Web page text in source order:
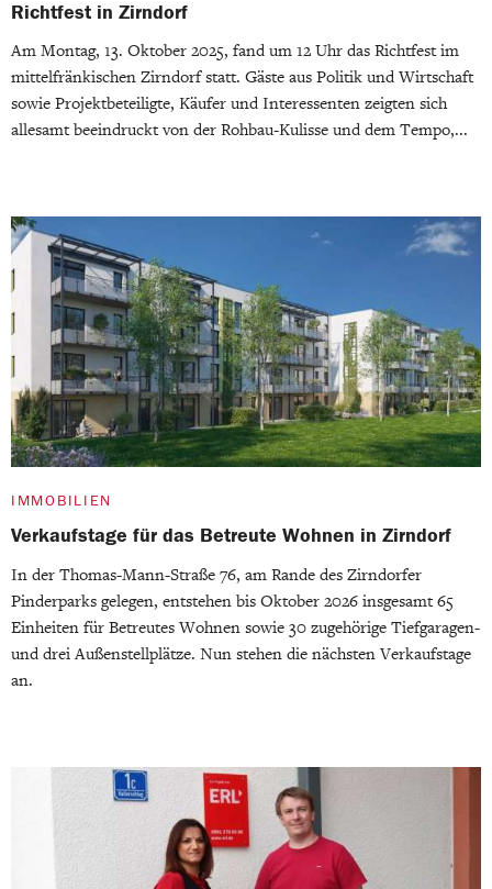
Richtfest in Zirndorf
Am Montag, 13. Oktober 2025, fand um 12 Uhr das Richtfest im
mittelfränkischen Zirndorf statt. Gäste aus Politik und Wirtschaft
sowie Projektbeteiligte, Käufer und Interessenten zeigten sich
allesamt beeindruckt von der Rohbau-Kulisse und dem Tempo,...
IMMOBILIEN
Verkaufstage für das Betreute Wohnen in Zirndorf
In der Thomas-Mann-Straße 76, am Rande des Zirndorfer
Pinderparks gelegen, entstehen bis Oktober 2026 insgesamt 65
Einheiten für Betreutes Wohnen sowie 30 zugehörige Tiefgaragen-
und drei Außenstellplätze. Nun stehen die nächsten Verkaufstage
an.